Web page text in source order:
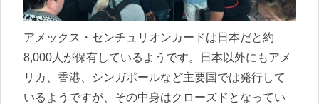
アメックス・センチュリオンカードは日本だと約
8,000人が保有しているようです。日本以外にもアメ
リカ、香港、シンガポールなど主要国では発行して
いるようですが、その中身はクローズドとなってい